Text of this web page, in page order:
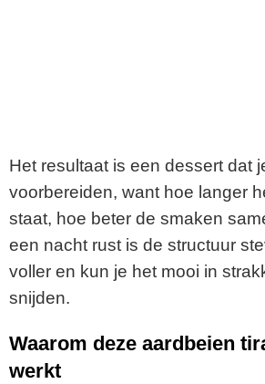
Het resultaat is een dessert dat
voorbereiden, want hoe langer
staat, hoe beter de smaken
een nacht rust is de structuur
voller en kun je het mooi in
snijden.
Waarom deze aardbeien
werkt